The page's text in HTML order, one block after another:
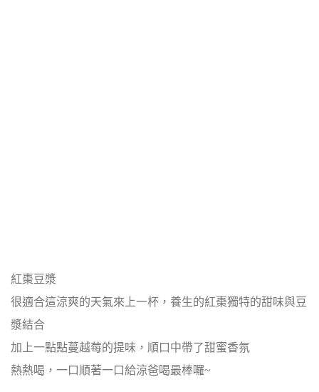
紅棗豆漿
很適合這涼爽的天氣來上一杯，養生的紅棗獨特的甜味與豆
漿結合
加上一點點蔓越莓的提味，順口中帶了甜蜜香氛
熱熱喝，一口順著一口給涼爸喝最棒囉~